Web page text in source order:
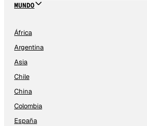
MUNDO
África
Argentina
Asia
Chile
China
Colombia
España